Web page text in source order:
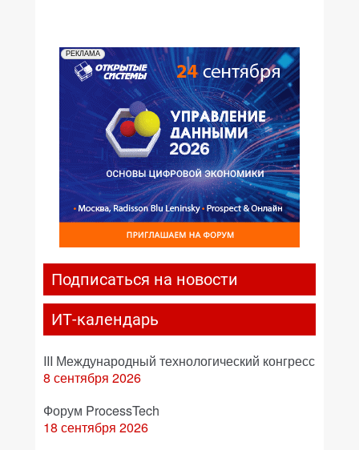
РЕКЛАМА
Подписаться на новости
ИТ-календарь
III Международный технологический конгресс
8 сентября 2026
Форум ProcessTech
18 сентября 2026